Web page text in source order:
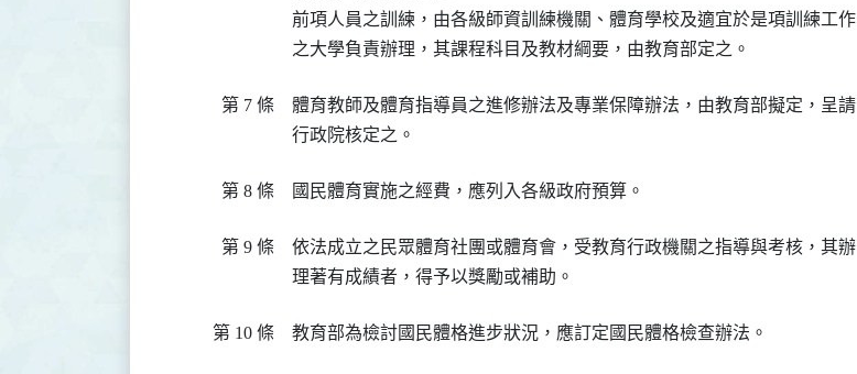
前項人員之訓練，由各級師資訓練機關、體育學校及適宜於是項訓練工作
之大學負責辦理，其課程科目及教材綱要，由教育部定之。
第 7 條
體育教師及體育指導員之進修辦法及專業保障辦法，由教育部擬定，呈請
行政院核定之。
第 8 條 國民體育實施之經費，應列入各級政府預算。
第 9 條
依法成立之民眾體育社團或體育會，受教育行政機關之指導與考核，其辦
理著有成績者，得予以獎勵或補助。
第 10 條 教育部為檢討國民體格進步狀況，應訂定國民體格檢查辦法。